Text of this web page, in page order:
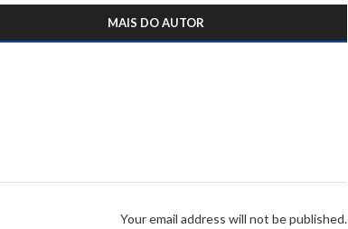
MAIS DO AUTOR
Your email address will not be published.